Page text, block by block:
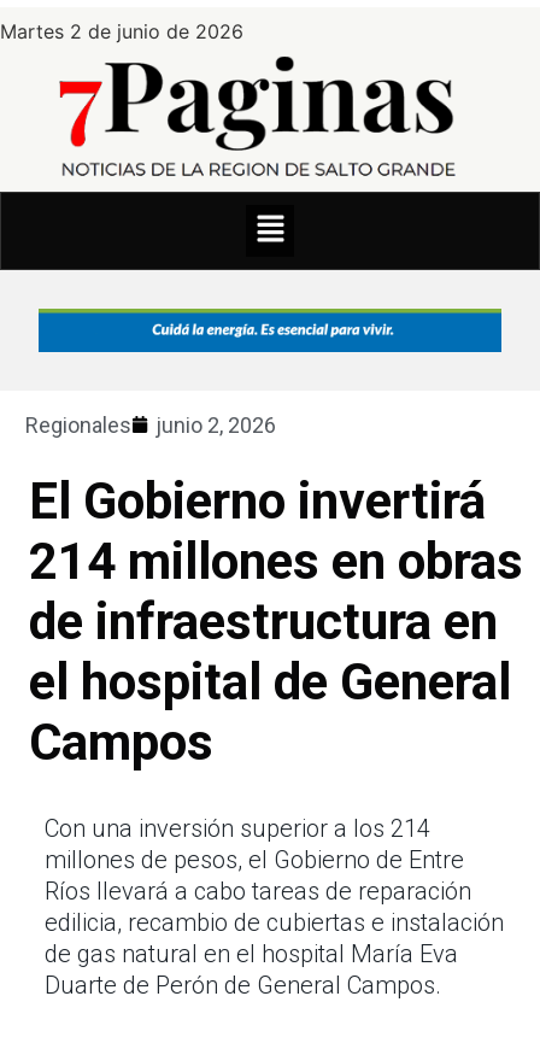
Martes 2 de junio de 2026
Regionales junio 2, 2026
El Gobierno invertirá
214 millones en obras
de infraestructura en
el hospital de General
Campos
Con una inversión superior a los 214
millones de pesos, el Gobierno de Entre
Ríos llevará a cabo tareas de reparación
edilicia, recambio de cubiertas e instalación
de gas natural en el hospital María Eva
Duarte de Perón de General Campos.